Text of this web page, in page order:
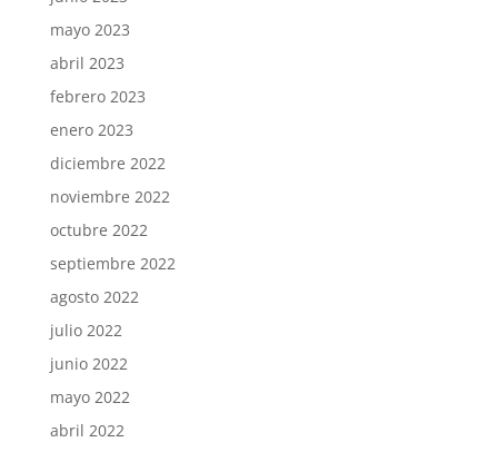
mayo 2023
abril 2023
febrero 2023
enero 2023
diciembre 2022
noviembre 2022
octubre 2022
septiembre 2022
agosto 2022
julio 2022
junio 2022
mayo 2022
abril 2022